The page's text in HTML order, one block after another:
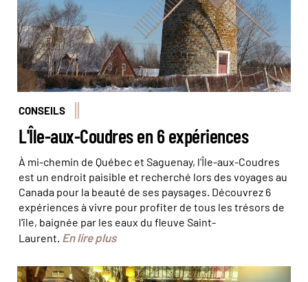
CONSEILS
L'Île-aux-Coudres en 6 expériences
À mi-chemin de Québec et Saguenay, l'Île-aux-Coudres
est un endroit paisible et recherché lors des voyages au
Canada pour la beauté de ses paysages. Découvrez 6
expériences à vivre pour profiter de tous les trésors de
l'île, baignée par les eaux du fleuve Saint-
Laurent. En lire plus
© Alexandra Nicolas